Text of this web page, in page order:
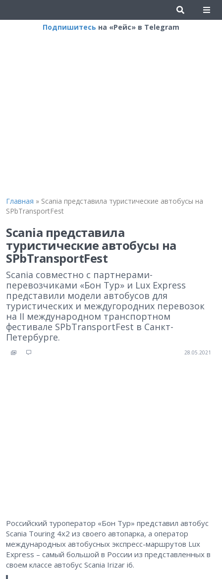
Подпишитесь на «Рейс» в Telegram
Главная » Scania представила туристические автобусы на
SPbTransportFest
Scania представила
туристические автобусы на
SPbTransportFest
Scania совместно с партнерами-
перевозчиками «Бон Тур» и Lux Express
представили модели автобусов для
туристических и междугородних перевозок
на II международном транспортном
фестивале SPbTransportFest в Санкт-
Петербурге.
28.05.2021
Российский туроператор «Бон Тур» представил автобус
Scania Touring 4х2 из своего автопарка, а оператор
международных автобусных экспресс-маршрутов Lux
Express – самый большой в России из представленных в
своем классе автобус Scania Irizar i6.